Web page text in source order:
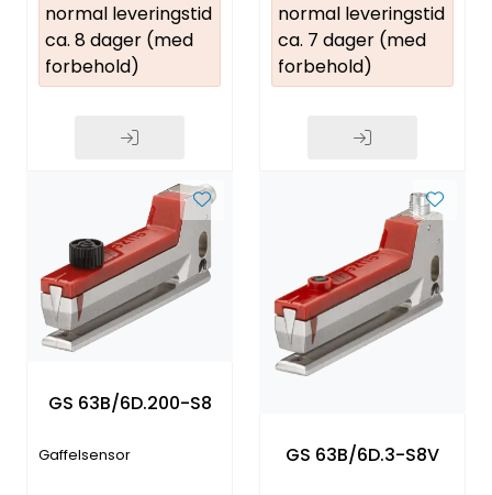
normal leveringstid
ca. 8 dager (med
forbehold)
normal leveringstid
ca. 7 dager (med
forbehold)
GS 63B/6D.200-S8
Gaffelsensor GS 63B/6D.3-S8V